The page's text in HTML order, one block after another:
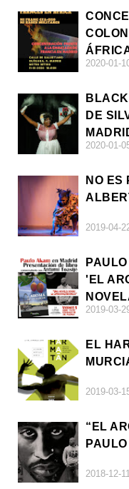
2020-01-
DE
2020-01-
NO ES
2019-04-
'EL
2019-03-
EL
2019-03-
“EL
2018-12-11